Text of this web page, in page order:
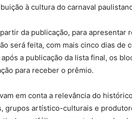
à cultura do carnaval
da publicação, para apresentar
será feita, com mais cinco dias de
a publicação da lista final, os
para receber o prêmio.
em conta a relevância do
grupos artístico-culturais e